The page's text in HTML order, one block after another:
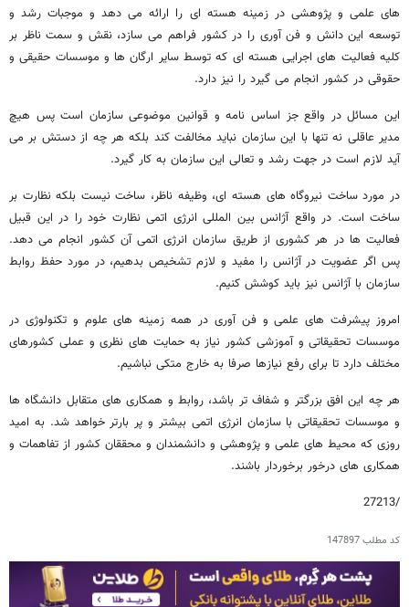
های علمی و پژوهشی در زمینه هسته ای را ارائه می دهد و موجبات رشد و
توسعه این دانش و فن آوری را در کشور فراهم می سازد، نقش و سمت ناظر بر
کلیه فعالیت های اجرایی هسته ای که توسط سایر ارگان ها و موسسات حقیقی و
حقوقی در کشور انجام می گیرد را نیز دارد.
این مسائل در واقع جز اساس نامه و قوانین موضوعی سازمان است پس هیچ
مدیر عاقلی نه تنها با این سازمان نباید مخالفت کند بلکه هر چه از دستش بر می
آید لازم است در جهت رشد و تعالی این سازمان به کار گیرد.
در مورد ساخت نیروگاه های هسته ای، وظیفه ناظر، ساخت نیست بلکه نظارت بر
ساخت است. در واقع آژانس بین المللی انرژی اتمی نظارت خود را در این قبیل
فعالیت ها در هر کشوری از طریق سازمان انرژی اتمی آن کشور انجام می دهد.
پس اگر عضویت در آژانس را مفید و لازم تشخیص بدهیم، در مورد حفظ روابط
سازمان با آژانس نیز باید کوشش کنیم.
امروز پیشرفت های علمی و فن آوری در همه زمینه های علوم و تکنولوژی در
موسسات تحقیقاتی و آموزشی کشور نیاز به حمایت های نظری و عملی کشورهای
مختلف دارد تا برای رفع نیازها صرفا به خارج متکی نباشیم.
هر چه این افق بزرگتر و شفاف تر باشد، روابط و همکاری های متقابل دانشگاه ها
و موسسات تحقیقاتی با سازمان انرژی اتمی بیشتر و پر بارتر خواهد شد. به امید
روزی که محیط های علمی و پژوهشی و دانشمندان و محققان کشور از تفاهمات و
همکاری های درخور برخوردار باشند.
/27213
کد مطلب147897